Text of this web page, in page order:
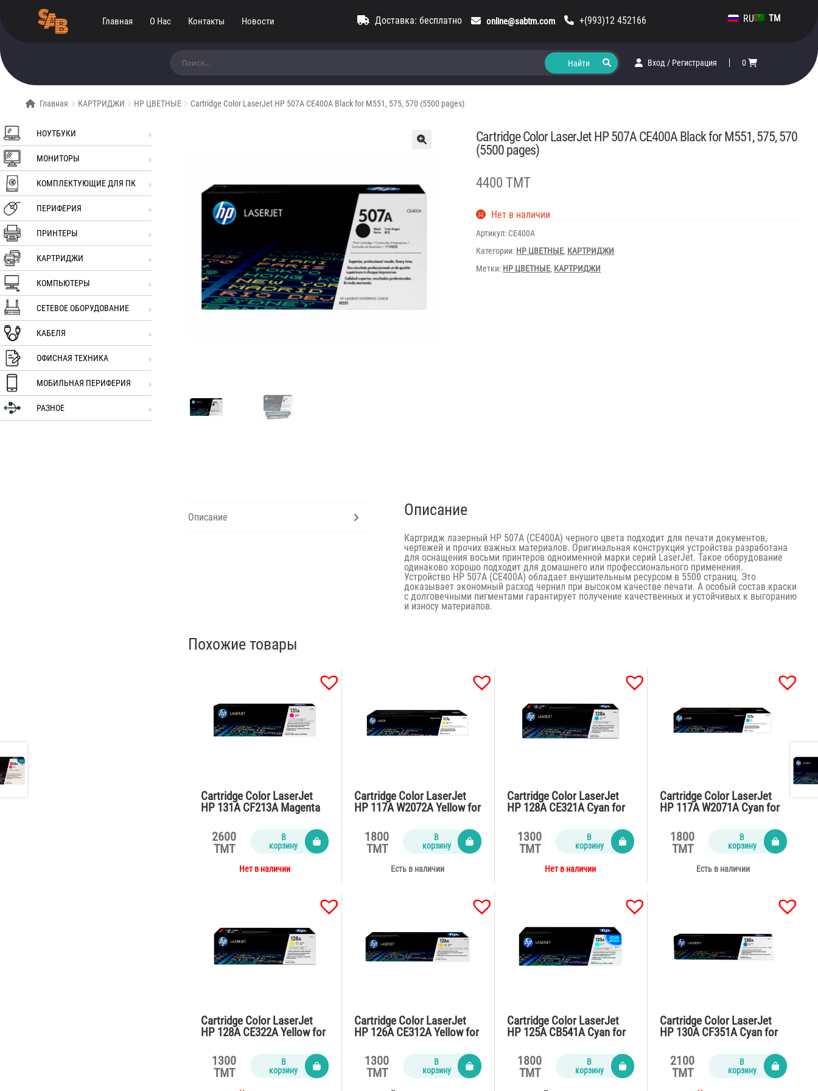
Главная О Нас Контакты Новости Доставка: бесплатно online@sabtm.com +(993)12 452166 RU TM
Вход / Регистрация 0
Главная КАРТРИДЖИ HP ЦВЕТНЫЕ Cartridge Color LaserJet HP 507A CE400A Black for M551, 575, 570 (5500 pages)
НОУТБУКИ
МОНИТОРЫ
КОМПЛЕКТУЮЩИЕ ДЛЯ ПК
ПЕРИФЕРИЯ
ПРИНТЕРЫ
КАРТРИДЖИ
КОМПЬЮТЕРЫ
СЕТЕВОЕ ОБОРУДОВАНИЕ
КАБЕЛЯ
ОФИСНАЯ ТЕХНИКА
МОБИЛЬНАЯ ПЕРИФЕРИЯ
РАЗНОЕ
Cartridge Color LaserJet HP 507A CE400A Black for M551, 575, 570
(5500 pages)
4400 TMT
Нет в наличии
Артикул: CE400A
Категории: HP ЦВЕТНЫЕ, КАРТРИДЖИ
Метки: HP ЦВЕТНЫЕ, КАРТРИДЖИ
Описание Описание
Картридж лазерный HP 507A (CE400A) черного цвета подходит для печати документов,
чертежей и прочих важных материалов. Оригинальная конструкция устройства разработана
для оснащения восьми принтеров одноименной марки серий LaserJet. Такое оборудование
одинаково хорошо подходит для домашнего или профессионального применения.
Устройство HP 507A (CE400A) обладает внушительным ресурсом в 5500 страниц. Это
доказывает экономный расход чернил при высоком качестве печати. А особый состав краски
с долговечными пигментами гарантирует получение качественных и устойчивых к выгоранию
и износу материалов.
Похожие товары
Cartridge Color LaserJet
HP 131A CF213A Magenta
2600
TMT
В
корзину
Нет в наличии
Cartridge Color LaserJet
HP 117A W2072A Yellow for
1800
TMT
В
корзину
Есть в наличии
Cartridge Color LaserJet
HP 128A CE321A Cyan for
pages)
1300
TMT
В
корзину
Нет в наличии
Cartridge Color LaserJet
HP 117A W2071A Cyan for
1800
TMT
В
корзину
Есть в наличии
Cartridge Color LaserJet
HP 128A CE322A Yellow for
pages)
1300
TMT
В
корзину
Cartridge Color LaserJet
HP 126A CE312A Yellow for
(1000 pages)
1300
TMT
В
корзину
Cartridge Color LaserJet
HP 125A CB541A Cyan for
(1400 pages)
1800
TMT
В
корзину
Cartridge Color LaserJet
HP 130A CF351A Cyan for
2100
TMT
В
корзину